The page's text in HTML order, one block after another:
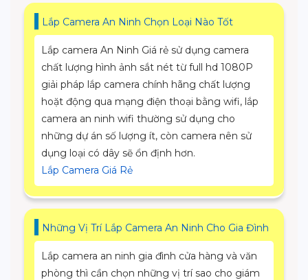
Lắp Camera An Ninh Chọn Loại Nào Tốt
Lắp camera An Ninh Giá rẻ sử dụng camera
chất lượng hình ảnh sắt nét từ full hd 1080P
giải pháp lắp camera chính hãng chất lượng
hoặt động qua mạng điện thoại bằng wifi, lắp
camera an ninh wifi thường sử dụng cho
những dự án số lượng ít, còn camera nên sử
dụng loại có dây sẽ ổn định hơn.
Lắp Camera Giá Rẻ
Những Vị Trí Lắp Camera An Ninh Cho Gia Đình
Lắp camera an ninh gia đình cửa hàng và văn
phòng thì cần chọn những vị trí sao cho giám